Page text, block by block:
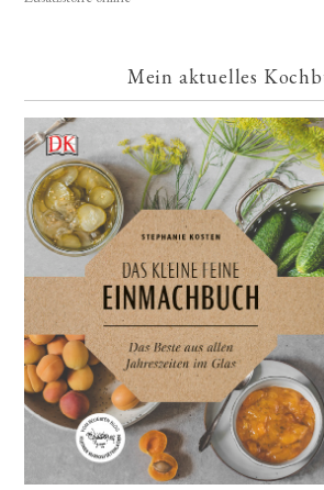
Mein aktuelles